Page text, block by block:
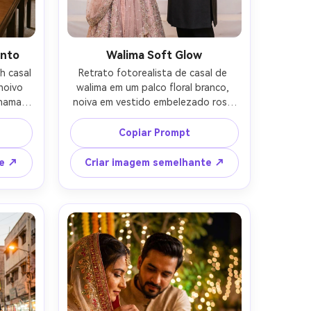
casal
e
em
Nikon
AR
↗
Walima Soft Glow
Retrato fotorealista de casal de
walima em um palco floral branco,
noiva em vestido embelezado rosa
pastel com cortina de dupatta,
noivo em smoking de carvão ou
sherwani, segurar a mão elegante,
champanhe fada luzes bokeh,
iluminação de beleza suave, Fujifilm
GFX 100S, 110mm f/2, cintura-para-
cima molduras, fundo cremoso
desfocado, acabamento editorial
high-end- -ar 4:5
Copiar Prompt
Criar imagem semelhante ↗